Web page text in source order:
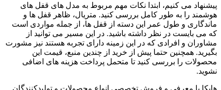
پیشنهاد می کنیم، ابتدا نکات مهم مربوط به مدل های قفل های
هوشمند را به طور کامل بررسی کنید. متریال، ظاهر قفل ها و
ماندگاری و طول عمر این دسته از قفل ها، از جمله مواردی است
که می بایست در نظر داشته باشید‌. در این مسیر می توانید از
مشاوران و افرادی که در این زمینه دارای تجربه هستند نیز مشورت
بگیرید. همچنین حتما پیش از خرید از چندین منبع، قیمت این
محصولات را بررسی کنید تا متحمل پرداخت هزینه های اضافی
نشوید.
هایکا با معرفی و فروش تخصصی انواع محصولات و تولیدکنندگان